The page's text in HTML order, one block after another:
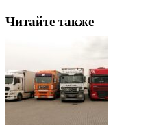
Читайте также